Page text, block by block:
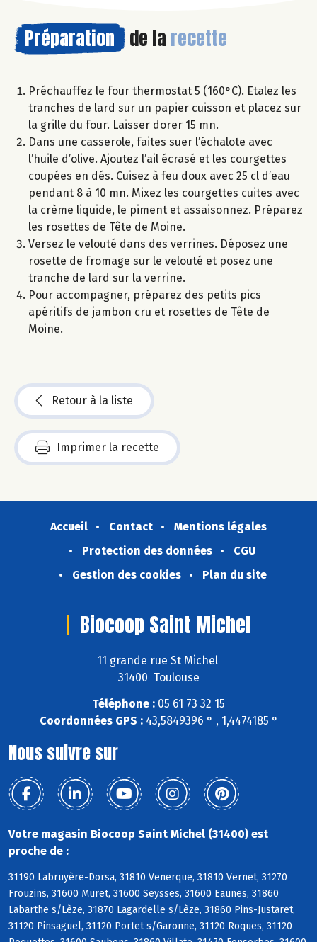
Préparation de la recette
Préchauffez le four thermostat 5 (160°C). Etalez les
tranches de lard sur un papier cuisson et placez sur
la grille du four. Laisser dorer 15 mn.
Dans une casserole, faites suer l’échalote avec
l’huile d’olive. Ajoutez l’ail écrasé et les courgettes
coupées en dés. Cuisez à feu doux avec 25 cl d’eau
pendant 8 à 10 mn. Mixez les courgettes cuites avec
la crème liquide, le piment et assaisonnez. Préparez
les rosettes de Tête de Moine.
Versez le velouté dans des verrines. Déposez une
rosette de fromage sur le velouté et posez une
tranche de lard sur la verrine.
Pour accompagner, préparez des petits pics
apéritifs de jambon cru et rosettes de Tête de
Moine.
Retour à la liste
Imprimer la recette
Accueil Contact
Mentions légales
Protection des données
CGU
Gestion des cookies
Plan du site
Biocoop Saint Michel
11 grande rue St Michel
31400 Toulouse
Téléphone : 05 61 73 32 15
Coordonnées GPS :43,5849396 ° , 1,4474185 °
Nous suivre sur
Votre magasin Biocoop Saint Michel (31400) est
proche de :
31190 Labruyère-Dorsa, 31810 Venerque, 31810 Vernet, 31270
Frouzins, 31600 Muret, 31600 Seysses, 31600 Eaunes, 31860
Labarthe s/Lèze, 31870 Lagardelle s/Lèze, 31860 Pins-Justaret,
31120 Pinsaguel, 31120 Portet s/Garonne, 31120 Roques, 31120